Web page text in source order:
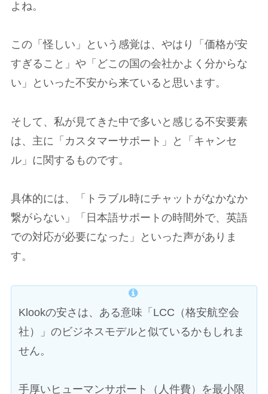
よね。
この「怪しい」という感覚は、やはり「価格が安
すぎること」や「どこの国の会社かよく分からな
い」といった不安から来ていると思います。
そして、私が見てきた中で多いと感じる不安要素
は、主に「カスタマーサポート」と「キャンセ
ル」に関するものです。
具体的には、「トラブル時にチャットがなかなか
繋がらない」「日本語サポートの時間外で、英語
での対応が必要になった」といった声がありま
す。
Klookの安さは、ある意味「LCC（格安航空会
社）」のビジネスモデルと似ているかもしれま
せん。
手厚いヒューマンサポート（人件費）を最小限